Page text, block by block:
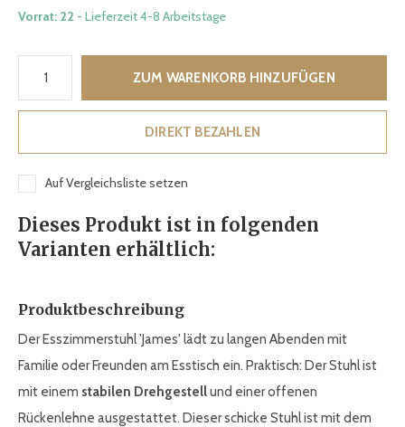
Vorrat: 22 - Lieferzeit 4-8 Arbeitstage
ZUM WARENKORB HINZUFÜGEN
DIREKT BEZAHLEN
Auf Vergleichsliste setzen
Dieses Produkt ist in folgenden
Varianten erhältlich:
Produktbeschreibung
Der Esszimmerstuhl 'James' lädt zu langen Abenden mit
Familie oder Freunden am Esstisch ein. Praktisch: Der Stuhl ist
mit einem stabilen Drehgestellund einer offenen
Rückenlehne ausgestattet. Dieser schicke Stuhl ist mit dem